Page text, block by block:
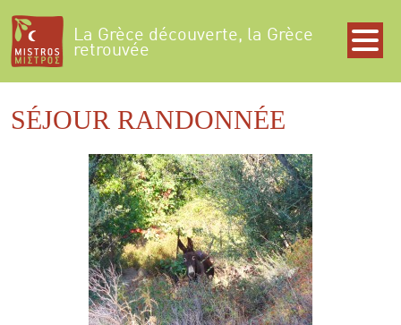
La Grèce découverte, la Grèce
retrouvée
SÉJOUR RANDONNÉE